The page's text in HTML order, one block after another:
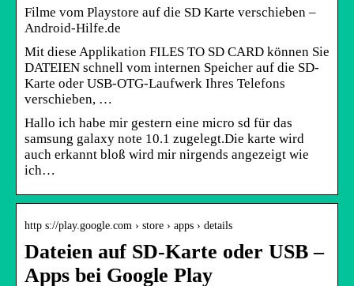
Filme vom Playstore auf die SD Karte verschieben –
Android-Hilfe.de
Mit diese Applikation FILES TO SD CARD können Sie
DATEIEN schnell vom internen Speicher auf die SD-
Karte oder USB-OTG-Laufwerk Ihres Telefons
verschieben, …
Hallo ich habe mir gestern eine micro sd für das
samsung galaxy note 10.1 zugelegt.Die karte wird
auch erkannt bloß wird mir nirgends angezeigt wie
ich…
http s://play.google.com › store › apps › details
Dateien auf SD-Karte oder USB –
Apps bei Google Play